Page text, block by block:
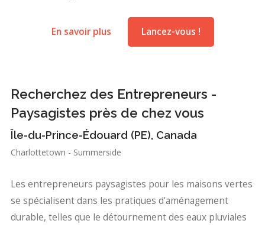
En savoir plus Lancez-vous !
Recherchez des Entrepreneurs -
Paysagistes près de chez vous
Île-du-Prince-Édouard (PE), Canada
Charlottetown - Summerside
Les entrepreneurs paysagistes pour les maisons vertes
se spécialisent dans les pratiques d'aménagement
durable, telles que le détournement des eaux pluviales